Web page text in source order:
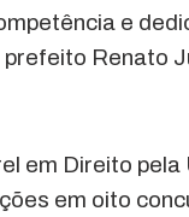
e
prefeito Renato
em Direito
em oito